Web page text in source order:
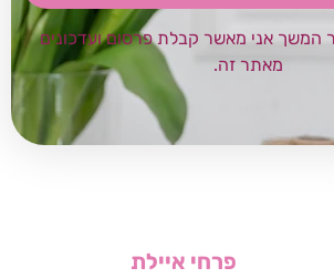
המשך אני מאשר קבלת פרסום ועדכונים
מאתר זה.
פרחי איילת